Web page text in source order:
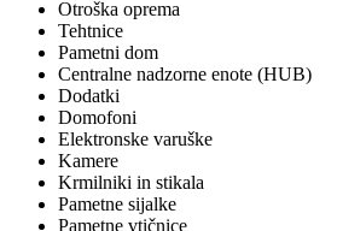
Otroška oprema
Tehtnice
Pametni dom
Centralne nadzorne enote (HUB)
Dodatki
Domofoni
Elektronske varuške
Kamere
Krmilniki in stikala
Pametne sijalke
Pametne vtičnice